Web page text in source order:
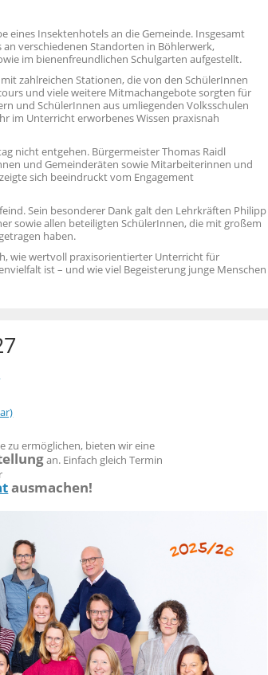
eines Insektenhotels an die Gemeinde. Insgesamt
verschiedenen Standorten in Böhlerwerk,
im bienenfreundlichen Schulgarten aufgestellt.
zahlreichen Stationen, die von den SchülerInnen
und viele weitere Mitmachangebote sorgten für
und SchülerInnen aus umliegenden Volksschulen
im Unterricht erworbenes Wissen praxisnah
nicht entgehen. Bürgermeister Thomas Raidl
und Gemeinderäten sowie Mitarbeiterinnen und
sich beeindruckt vom Engagement
Sein besonderer Dank galt den Lehrkräften Philipp
sowie allen beteiligten SchülerInnen, die mit großem
haben.
wie wertvoll praxisorientierter Unterricht für
ist – und wie viel Begeisterung junge Menschen
zu ermöglichen, bieten wir eine
an. Einfach gleich Termin
ausmachen!